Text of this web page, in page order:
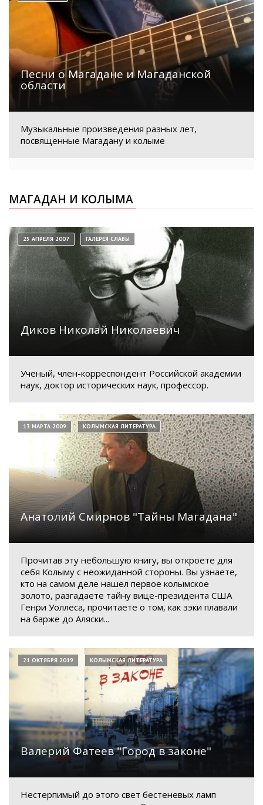
Песни о Магадане и Магаданской
области
Музыкальные произведения разных лет,
посвященные Магадану и колыме
МАГАДАН И КОЛЫМА
Диков Николай Николаевич
25 АПРЕЛЯ 2007 ГАЛЕРЕЯ СЛАВЫ
Ученый, член-корреспондент Российской академии
наук, доктор исторических наук, профессор.
Анатолий Смирнов "Тайны Магадана"
13 МАРТА 2009 КОЛЫМСКАЯ ЛИТЕРАТУРА
Прочитав эту небольшую книгу, вы откроете для
себя Колыму с неожиданной стороны. Вы узнаете,
кто на самом деле нашел первое колымское
золото, разгадаете тайну вице-президента США
Генри Уоллеса, прочитаете о том, как зэки плавали
на барже до Аляски...
Валерий Фатеев "Город в законе"
21 ОКТЯБРЯ 2019 КОЛЫМСКАЯ ЛИТЕРАТУРА
Нестерпимый до этого свет бестеневых ламп